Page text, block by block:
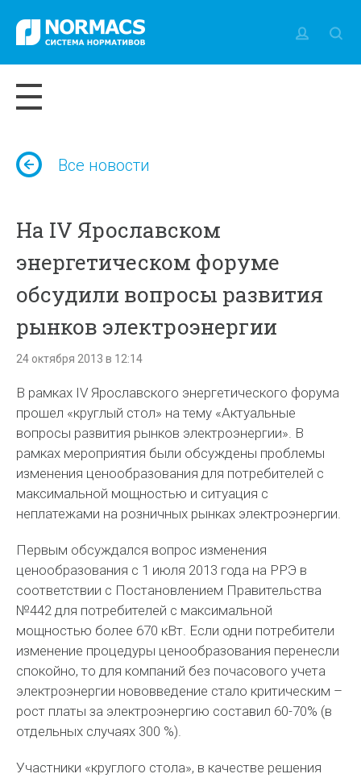
Все новости
На IV Ярославском
энергетическом форуме
обсудили вопросы развития
рынков электроэнергии
24 октября 2013 в 12:14
В рамках IV Ярославского энергетического форума
прошел «круглый стол» на тему «Актуальные
вопросы развития рынков электроэнергии». В
рамках мероприятия были обсуждены проблемы
изменения ценообразования для потребителей с
максимальной мощностью и ситуация с
неплатежами на розничных рынках электроэнергии.
Первым обсуждался вопрос изменения
ценообразования с 1 июля 2013 года на РРЭ в
соответствии с Постановлением Правительства
№442 для потребителей с максимальной
мощностью более 670 кВт. Если одни потребители
изменение процедуры ценообразования перенесли
спокойно, то для компаний без почасового учета
электроэнергии нововведение стало критическим –
рост платы за электроэнергию составил 60-70% (в
отдельных случаях 300 %).
Участники «круглого стола», в качестве решения